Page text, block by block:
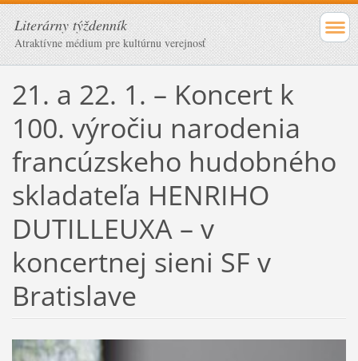
Literárny týždenník
Atraktívne médium pre kultúrnu verejnosť
21. a 22. 1. – Koncert k
100. výročiu narodenia
francúzskeho hudobného
skladateľa HENRIHO
DUTILLEUXA – v
koncertnej sieni SF v
Bratislave